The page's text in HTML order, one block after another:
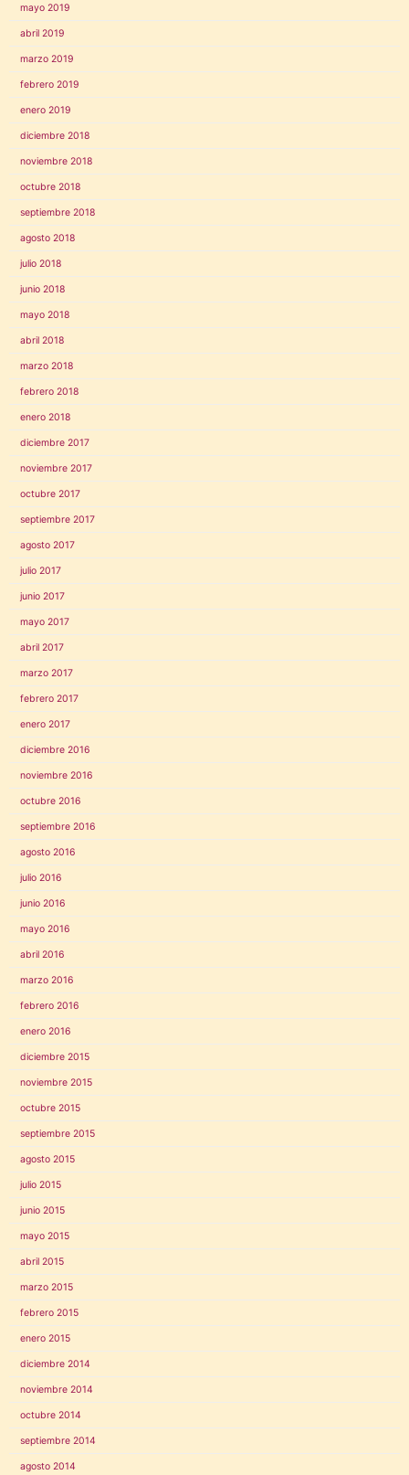
mayo 2019
abril 2019
marzo 2019
febrero 2019
enero 2019
diciembre 2018
noviembre 2018
octubre 2018
septiembre 2018
agosto 2018
julio 2018
junio 2018
mayo 2018
abril 2018
marzo 2018
febrero 2018
enero 2018
diciembre 2017
noviembre 2017
octubre 2017
septiembre 2017
agosto 2017
julio 2017
junio 2017
mayo 2017
abril 2017
marzo 2017
febrero 2017
enero 2017
diciembre 2016
noviembre 2016
octubre 2016
septiembre 2016
agosto 2016
julio 2016
junio 2016
mayo 2016
abril 2016
marzo 2016
febrero 2016
enero 2016
diciembre 2015
noviembre 2015
octubre 2015
septiembre 2015
agosto 2015
julio 2015
junio 2015
mayo 2015
abril 2015
marzo 2015
febrero 2015
enero 2015
diciembre 2014
noviembre 2014
octubre 2014
septiembre 2014
agosto 2014